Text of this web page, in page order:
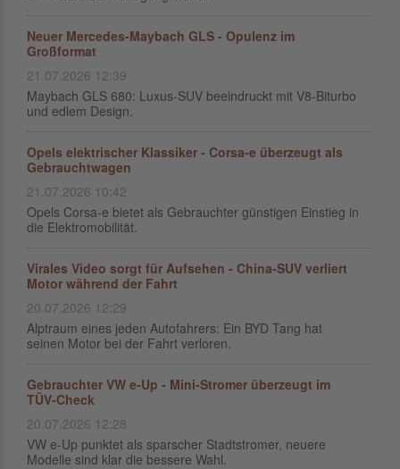
Neuer Mercedes-Maybach GLS - Opulenz im
Großformat
21.07.2026 12:39
Maybach GLS 680: Luxus-SUV beeindruckt mit V8-Biturbo
und edlem Design.
Opels elektrischer Klassiker - Corsa-e überzeugt als
Gebrauchtwagen
21.07.2026 10:42
Opels Corsa-e bietet als Gebrauchter günstigen Einstieg in
die Elektromobilität.
Virales Video sorgt für Aufsehen - China-SUV verliert
Motor während der Fahrt
20.07.2026 12:29
Alptraum eines jeden Autofahrers: Ein BYD Tang hat
seinen Motor bei der Fahrt verloren.
Gebrauchter VW e-Up - Mini-Stromer überzeugt im
TÜV-Check
20.07.2026 12:28
VW e-Up punktet als sparscher Stadtstromer, neuere
Modelle sind klar die bessere Wahl.